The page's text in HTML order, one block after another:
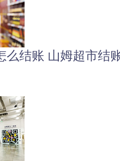
么结账 山姆超市结